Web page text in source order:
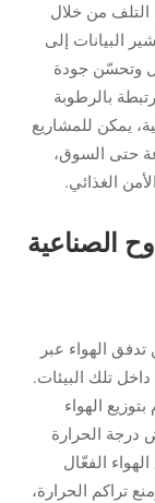
من خلال
البيانات إلى
وتحسّن جودة
بالرطوبة
يمكن للمشاريع
حتى السوق،
الغذائي.
الصناعية
الهواء عبر
تلك البيئات.
الهواء
درجة الحرارة
الفعّال
تراكم الحرارة،